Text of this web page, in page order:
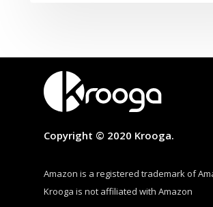
Copyright © 2020 Krooga.
Amazon is a registered trademark of
Krooga is not affiliated with Amazon